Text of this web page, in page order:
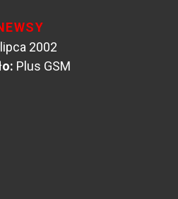
2002
Plus GSM